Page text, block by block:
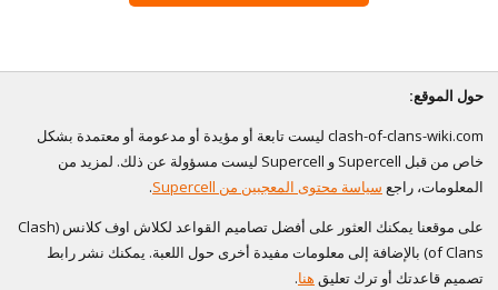
حول الموقع:
clash-of-clans-wiki.com ليست تابعة أو مؤيدة أو مدعومة أو معتمدة بشكل
خاص من قبل Supercell و Supercell ليست مسؤولة عن ذلك. لمزيد من
المعلومات، راجع سياسة محتوى المعجبين من Supercell
.
على موقعنا يمكنك العثور على أفضل تصاميم القواعد لكلاش اوف كلانس (Clash
of Clans) بالإضافة إلى معلومات مفيدة أخرى حول اللعبة. يمكنك نشر رابط
تصميم قاعدتك أو ترك تعليق هنا.